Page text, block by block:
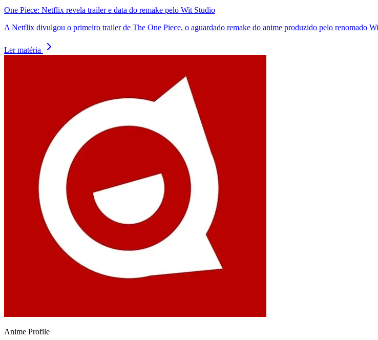
One Piece: Netflix revela trailer e data do remake pelo Wit Studio
A Netflix divulgou o primeiro trailer de The One Piece, o aguardado remake do anime produzido pelo renomado
Ler matéria
Anime Profile